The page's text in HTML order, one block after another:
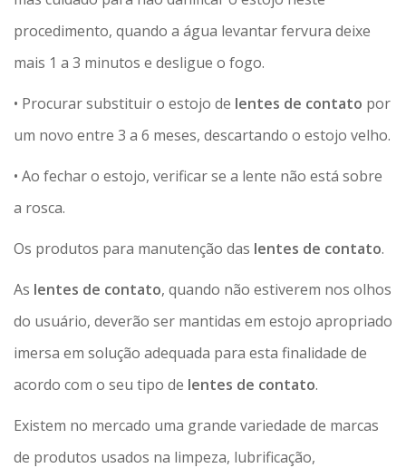
procedimento, quando a água levantar fervura deixe
mais 1 a 3 minutos e desligue o fogo.
• Procurar substituir o estojo de lentes de contato por
um novo entre 3 a 6 meses, descartando o estojo velho.
• Ao fechar o estojo, verificar se a lente não está sobre
a rosca.
Os produtos para manutenção das lentes de contato.
As lentes de contato, quando não estiverem nos olhos
do usuário, deverão ser mantidas em estojo apropriado
imersa em solução adequada para esta finalidade de
acordo com o seu tipo de lentes de contato.
Existem no mercado uma grande variedade de marcas
de produtos usados na limpeza, lubrificação,